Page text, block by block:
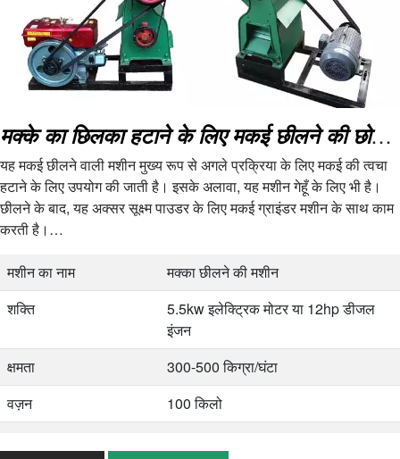
मक्के का छिलका हटाने के लिए मकई छीलने की छोटी मशीन
यह मकई छीलने वाली मशीन मुख्य रूप से अगले प्रक्रिया के लिए मकई की त्वचा
हटाने के लिए उपयोग की जाती है। इसके अलावा, यह मशीन गेहूँ के लिए भी है।
छीलने के बाद, यह अक्सर सूक्ष्म पाउडर के लिए मकई ग्राइंडर मशीन के साथ काम
करती है।…
मशीन का नाम
मक्का छीलने की मशीन
शक्ति
5.5kw इलेक्ट्रिक मोटर या 12hp डीजल
इंजन
क्षमता
300-500 किग्रा/घंटा
वज़न
100 किलो